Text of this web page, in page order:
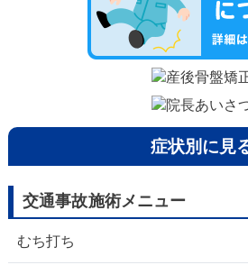
症状別に見
交通事故施術メニュー
むち打ち